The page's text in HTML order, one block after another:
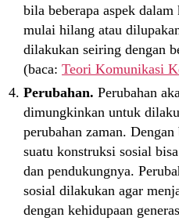
bila beberapa aspek
mulai hilang atau
dilakukan seiring dengan
(baca: Teori Komunikasi
Perubahan. Perubahan
dimungkinkan untuk
perubahan zaman.
suatu konstruksi sosial
dan pendukungnya.
sosial dilakukan agar
dengan kehidupaan